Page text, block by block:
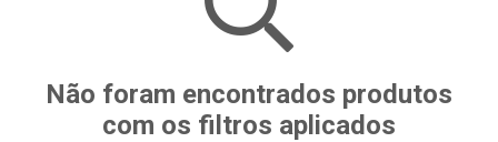
Não foram encontrados produtos
com os filtros aplicados